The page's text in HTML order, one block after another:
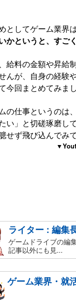
としてゲーム業界は
かというと、すご
給料の金額や昇給
んが、自身の経験
今回まとめてみまし
の仕事というのは
い」と切磋琢磨し
せず飛び込んでみ
ライター : 編集
ゲームドライブの編
記事以外にも見...
ゲーム業界・就